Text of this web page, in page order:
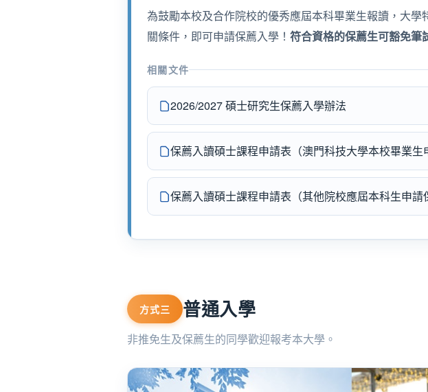
為鼓勵本校及合作院校的優秀應屆本科畢業生報讀，大
關條件，即可申請保薦入學！符合資格的保薦生可豁免筆
相關文件
2026/2027 碩士研究生保薦入學辦法
保薦入讀碩士課程申請表（澳門科技大學本校畢業生
保薦入讀碩士課程申請表（其他院校應屆本科生申請
方式三 普通入學
非推免生及保薦生的同學歡迎報考本大學。